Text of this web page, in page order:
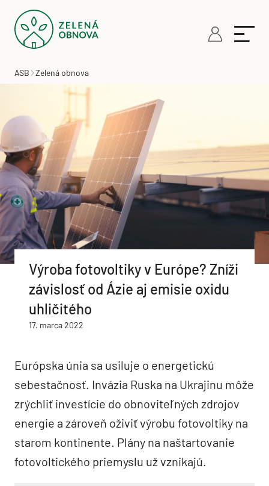
ASB Zelená obnova
Výroba fotovoltiky v Európe? Zníži
závislosť od Ázie aj emisie oxidu
uhličitého
17. marca 2022
Európska únia sa usiluje o energetickú
sebestačnosť. Invázia Ruska na Ukrajinu môže
zrýchliť investície do obnoviteľných zdrojov
energie a zároveň oživiť výrobu fotovoltiky na
starom kontinente. Plány na naštartovanie
fotovoltického priemyslu už vznikajú.